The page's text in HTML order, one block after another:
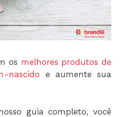
os melhores produtos de
nascido e aumente sua
guia completo, você